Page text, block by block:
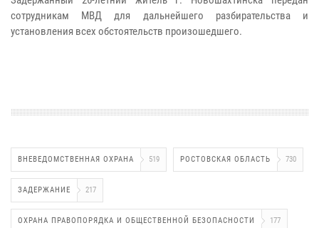
сотрудникам МВД для дальнейшего разбирательства и
установления всех обстоятельств произошедшего.
ВНЕВЕДОМСТВЕННАЯ ОХРАНА 519 РОСТОВСКАЯ ОБЛАСТЬ 730
ЗАДЕРЖАНИЕ 217
ОХРАНА ПРАВОПОРЯДКА И ОБЩЕСТВЕННОЙ БЕЗОПАСНОСТИ 177